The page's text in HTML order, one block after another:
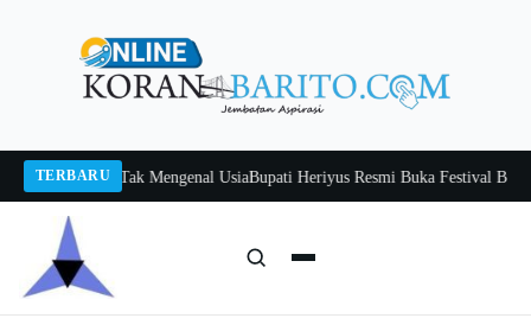
TERBARU
Belajar Tak Mengenal Usia Bupati Heriyus Resmi Buka Festival Budaya